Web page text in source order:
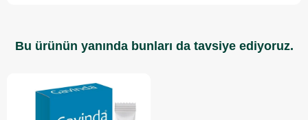
Bu ürünün yanında bunları da tavsiye ediyoruz.